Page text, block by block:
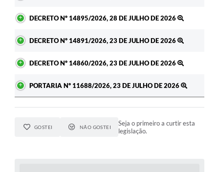
DECRETO Nº 14895/2026, 28 DE JULHO DE 2026
DECRETO Nº 14891/2026, 23 DE JULHO DE 2026
DECRETO Nº 14860/2026, 23 DE JULHO DE 2026
PORTARIA Nº 11688/2026, 23 DE JULHO DE 2026
GOSTEI NÃO GOSTEI
Seja o primeiro a curtir esta
legislação.